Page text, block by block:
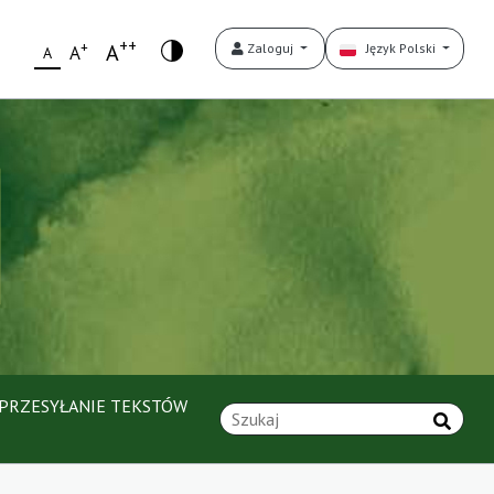
A A+ A++ Zaloguj Język Polski
TEKSTÓW